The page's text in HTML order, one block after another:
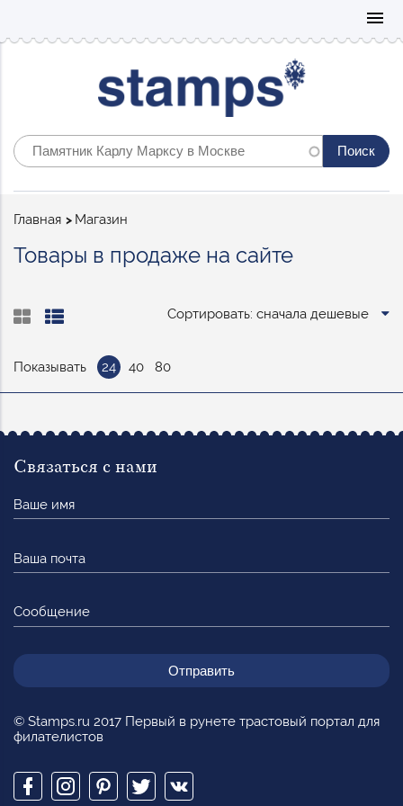
menu
Строка
Главная Магазин
Товары в продаже на сайте
Сортировать: сначала дешевые
Показывать 24 40 80
© Stamps.ru 2017 Первый в рунете трастовый портал для
филателистов
Связаться с нами
имя
почта
Сообщение